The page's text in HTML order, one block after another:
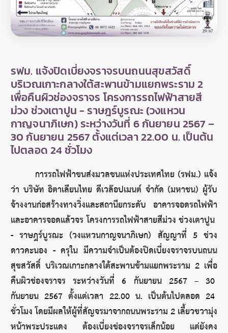
รฟม. แจ้งปิดเบี่ยงจราจรบนถนนสุขสวัสดิ์
บริเวณเกาะกลางใต้สะพานข้ามแยกพระราม 2
เพื่อคืนผิวช่องจราจร โครงการรถไฟฟ้าสายสี
ม่วง ช่วงเตาปูน - ราษฎร์บูรณะ (วงแหวน
กาญจนาภิเษก) ระหว่างวันที่ 6 กันยายน 2567 –
30 กันยายน 2567 ตั้งแต่เวลา 22.00 น. เป็นต้น
ไปตลอด 24 ชั่วโมง
การรถไฟฟ้าขนส่งมวลชนแห่งประเทศไทย (รฟม.) แจ้ง
ว่า บริษัท อิตาเลียนไทย ดีเวล๊อปเมนต์ จำกัด (มหาชน) ผู้รับ
จ้างงานก่อสร้างทางวิ่งและสถานียกระดับ อาคารจอดรถไฟฟ้า
และอาคารจอดแล้วจร โครงการรถไฟฟ้าสายสีม่วง ช่วงเตาปูน
- ราษฎร์บูรณะ (วงแหวนกาญจนาภิเษก) สัญญาที่ 5 ช่วง
ดาวคะนอง - ครุใน มีความจำเป็นต้องปิดเบี่ยงจราจรบนถนน
สุขสวัสดิ์ บริเวณเกาะกลางใต้สะพานข้ามแยกพระราม 2 เพื่อ
คืนผิวช่องจราจร ระหว่างวันที่ 6 กันยายน 2567 – 30
กันยายน 2567 ตั้งแต่เวลา 22.00 น. เป็นต้นไปตลอด 24
ชั่วโมง โดยมีผลให้ผู้ที่สัญจรมาจากถนนพระราม 2 เลี้ยวขวามุ่ง
หน้าพระประแดง ต้องเบี่ยงช่องจราจรเล็กน้อย แต่ยังคง